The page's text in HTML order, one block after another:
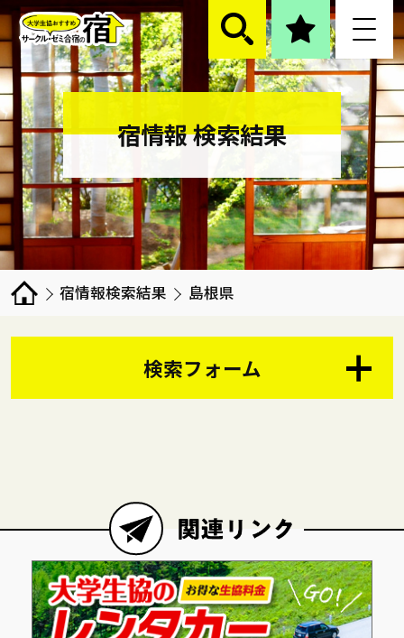
宿情報 検索結果
宿情報検索結果 島根県
検索フォーム